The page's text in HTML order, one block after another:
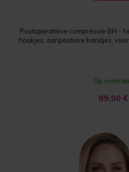
Postoperatieve compressie BH -
haakjes, aanpasbare bandjes,
Op
89,90 €